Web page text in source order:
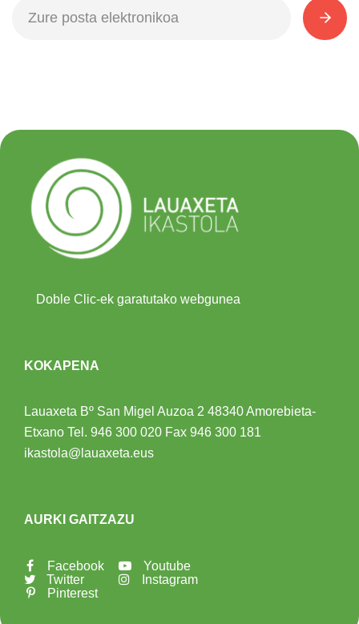
Doble Clic-ek garatutako webgunea
KOKAPENA
Lauaxeta Bº San Migel Auzoa 2 48340 Amorebieta-
Etxano Tel. 946 300 020 Fax 946 300 181
ikastola@lauaxeta.eus
AURKI GAITZAZU
Facebook
Twitter
Pinterest
Youtube
Instagram